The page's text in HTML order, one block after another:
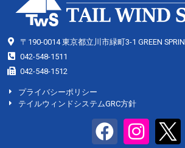
〒190-0014 東京都立川市緑町3-1 GREEN
042-548-1511
042-548-1512
プライバシーポリシー
テイルウィンドシステムGRC方針